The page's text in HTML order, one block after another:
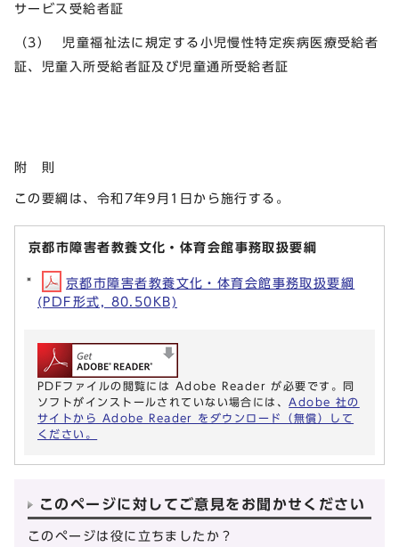
サービス受給者証
（3） 児童福祉法に規定する小児慢性特定疾病医療受給者
証、児童入所受給者証及び児童通所受給者証
附 則
この要綱は、令和7年9月1日から施行する。
京都市障害者教養文化・体育会館事務取扱要綱
京都市障害者教養文化・体育会館事務取扱要綱
(PDF形式, 80.50KB)
PDFファイルの閲覧には Adobe Reader が必要です。同
ソフトがインストールされていない場合には、 Adobe 社の
サイトから Adobe Reader をダウンロード（無償）して
ください。
このページに対してご意見をお聞かせください
このページは役に立ちましたか？